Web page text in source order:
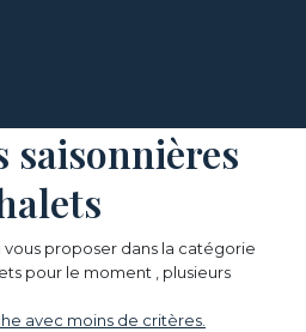
saisonnières
vous proposer dans la catégorie
pour le moment , plusieurs
avec moins de critères.